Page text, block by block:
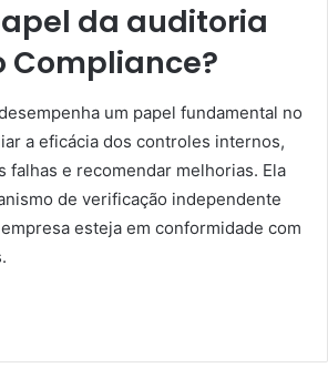
da auditoria
Compliance?
um papel fundamental no
a eficácia dos controles internos,
falhas e recomendar melhorias. Ela
de verificação independente
esteja em conformidade com